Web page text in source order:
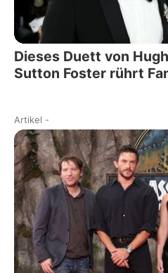
Dieses Duett von
Sutton Foster rührt
Artikel -